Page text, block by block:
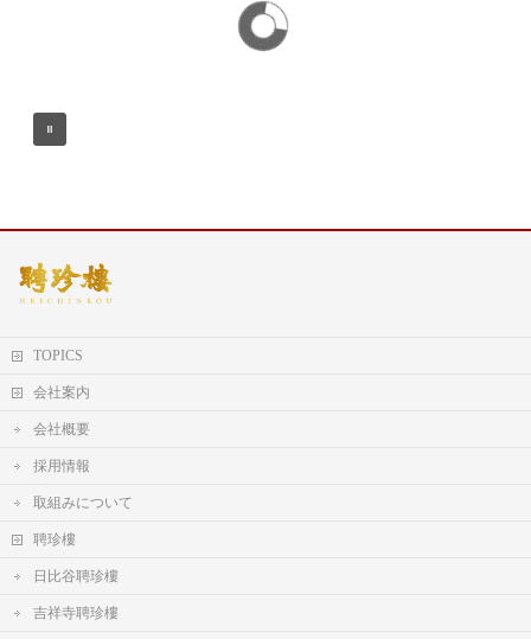
TOPICS
会社案内
会社概要
採用情報
取組みについて
聘珍樓
日比谷聘珍樓
吉祥寺聘珍樓